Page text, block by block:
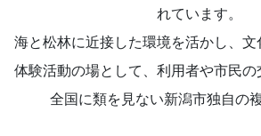
れています。
海と松林に近接した環境を活かし、
体験活動の場として、利用者や市民の
全国に類を見ない新潟市独自の